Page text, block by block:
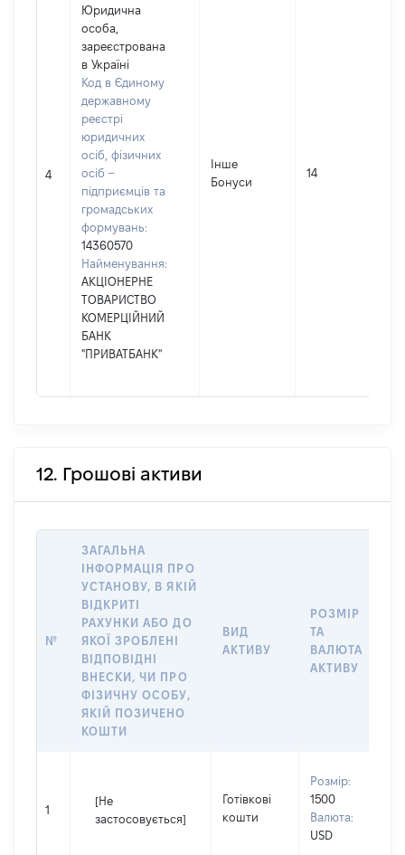
4
Юридична
особа,
зареєстрована
в Україні
Код в Єдиному
державному
реєстрі
юридичних
осіб, фізичних
осіб –
підприємців та
громадських
формувань:
14360570
Найменування:
АКЦІОНЕРНЕ
ТОВАРИСТВО
КОМЕРЦІЙНИЙ
БАНК
"ПРИВАТБАНК"
Інше
Бонуси
14
12. Грошові активи
№
ЗАГАЛЬНА
ІНФОРМАЦІЯ ПРО
УСТАНОВУ, В ЯКІЙ
ВІДКРИТІ
РАХУНКИ АБО ДО
ЯКОЇ ЗРОБЛЕНІ
ВІДПОВІДНІ
ВНЕСКИ, ЧИ ПРО
ФІЗИЧНУ ОСОБУ,
ЯКІЙ ПОЗИЧЕНО
КОШТИ
ВИД
АКТИВУ
РОЗМІР
ТА
ВАЛЮТА
АКТИВУ
1
[Не
застосовується]
Готівкові
кошти
Розмір:
1500
Валюта:
USD